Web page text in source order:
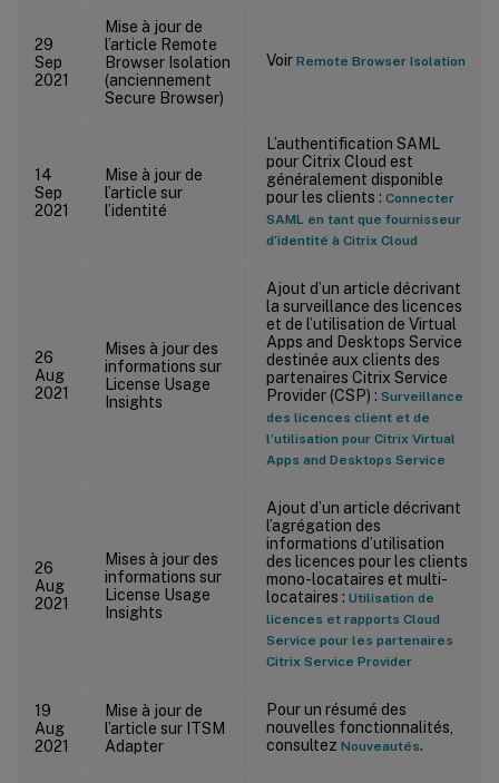
29
Sep
2021
Mise à jour de
l’article Remote
Browser Isolation
(anciennement
Secure Browser)
Voir Remote Browser Isolation
14
Sep
2021
Mise à jour de
l’article sur
l’identité
L’authentification SAML
pour Citrix Cloud est
généralement disponible
pour les clients : Connecter
SAML en tant que fournisseur
d’identité à Citrix Cloud
26
Aug
2021
Mises à jour des
informations sur
License Usage
Insights
Ajout d’un article décrivant
la surveillance des licences
et de l’utilisation de Virtual
Apps and Desktops Service
destinée aux clients des
partenaires Citrix Service
Provider (CSP) : Surveillance
des licences client et de
l’utilisation pour Citrix Virtual
Apps and Desktops Service
26
Aug
2021
Mises à jour des
informations sur
License Usage
Insights
Ajout d’un article décrivant
l’agrégation des
informations d’utilisation
des licences pour les clients
mono-locataires et multi-
locataires : Utilisation de
licences et rapports Cloud
Service pour les partenaires
Citrix Service Provider
19
Aug
2021
Mise à jour de
l’article sur ITSM
Adapter
Pour un résumé des
nouvelles fonctionnalités,
consultez Nouveautés.